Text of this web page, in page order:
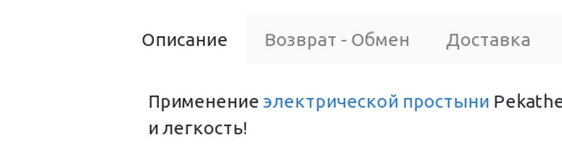
Описание Возврат - Обмен Доставка
Применение электрической простыни
и легкость!